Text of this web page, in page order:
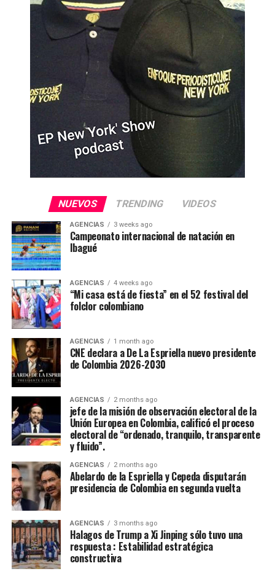
NUEVOS TRENDING VIDEOS
AGENCIAS 3 weeks ago
Campeonato internacional de natación en
Ibagué
AGENCIAS 4 weeks ago
“Mi casa está de fiesta” en el 52 festival del
folclor colombiano
AGENCIAS 1 month ago
CNE declara a De La Espriella nuevo presidente
de Colombia 2026-2030
AGENCIAS 2 months ago
jefe de la misión de observación electoral de la
Unión Europea en Colombia, calificó el proceso
electoral de “ordenado, tranquilo, transparente
y fluido”.
AGENCIAS 2 months ago
Abelardo de la Espriella y Cepeda disputarán
presidencia de Colombia en segunda vuelta
AGENCIAS 3 months ago
Halagos de Trump a Xi Jinping sólo tuvo una
respuesta : Estabilidad estratégica
constructiva